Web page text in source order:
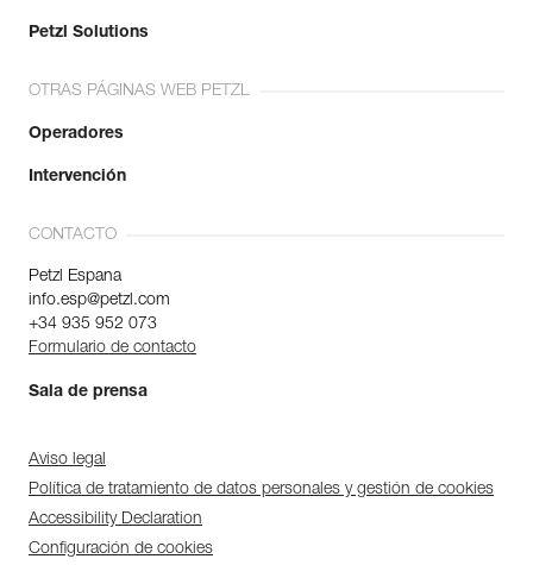
Petzl Solutions
OTRAS PÁGINAS WEB PETZL
Operadores
Intervención
CONTACTO
Petzl Espana
info.esp@petzl.com
+34 935 952 073
Formulario de contacto
Sala de prensa
Aviso legal
Política de tratamiento de datos personales y gestión de cookies
Accessibility Declaration
Configuración de cookies